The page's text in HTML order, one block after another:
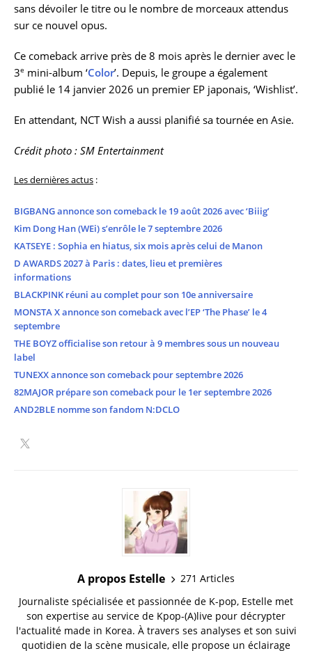
sans dévoiler le titre ou le nombre de morceaux attendus
sur ce nouvel opus.
Ce comeback arrive près de 8 mois après le dernier avec le
3e mini-album ‘Color’. Depuis, le groupe a également
publié le 14 janvier 2026 un premier EP japonais, ‘Wishlist’.
En attendant, NCT Wish a aussi planifié sa tournée en Asie.
Crédit photo : SM Entertainment
Les dernières actus :
BIGBANG annonce son comeback le 19 août 2026 avec ‘Biiig’
Kim Dong Han (WEi) s’enrôle le 7 septembre 2026
KATSEYE : Sophia en hiatus, six mois après celui de Manon
D AWARDS 2027 à Paris : dates, lieu et premières
informations
BLACKPINK réuni au complet pour son 10e anniversaire
MONSTA X annonce son comeback avec l’EP ‘The Phase’ le 4
septembre
THE BOYZ officialise son retour à 9 membres sous un nouveau
label
TUNEXX annonce son comeback pour septembre 2026
82MAJOR prépare son comeback pour le 1er septembre 2026
AND2BLE nomme son fandom N:DCLO
A propos Estelle
271 Articles
Journaliste spécialisée et passionnée de K-pop, Estelle met
son expertise au service de Kpop-(A)live pour décrypter
l'actualité made in Korea. À travers ses analyses et son suivi
quotidien de la scène musicale, elle propose un éclairage